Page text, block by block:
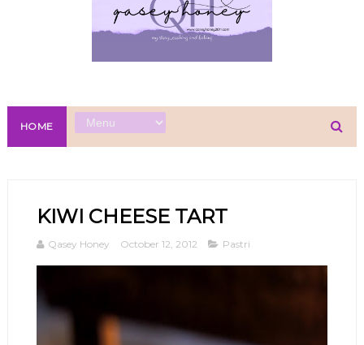
HOME
KIWI CHEESE TART
Qasey Honey October 12, 2012 Pastri